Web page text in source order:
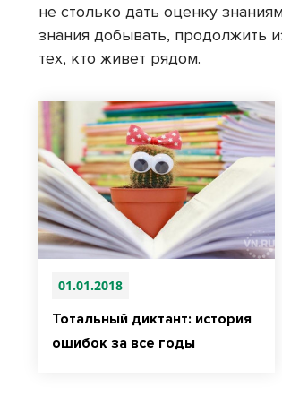
не столько дать оценку
знания добывать, продолжить
тех, кто живет рядом.
01.01.2018
Тотальный диктант: история
ошибок за все годы